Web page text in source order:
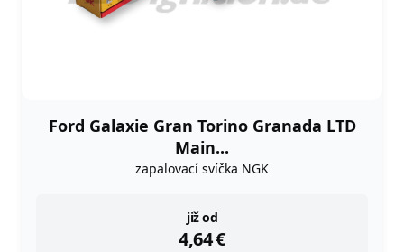
Ford Galaxie Gran Torino Granada LTD
Main...
zapalovací svíčka NGK
již od
4,64€
instock